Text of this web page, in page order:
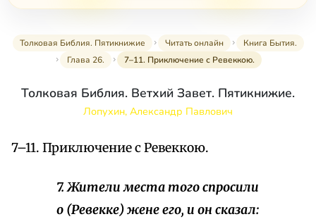
Толковая Библия. Пятикнижие Читать онлайн
Книга Бытия.
Глава 26.
7–11. Приключение с Ревеккою.
Толковая Библия. Ветхий Завет. Пятикнижие.
Лопухин, Александр Павлович
7–11. Приключение с Ревеккою.
7. Жители места того спросили
о (Ревекке) жене его, и он сказал: